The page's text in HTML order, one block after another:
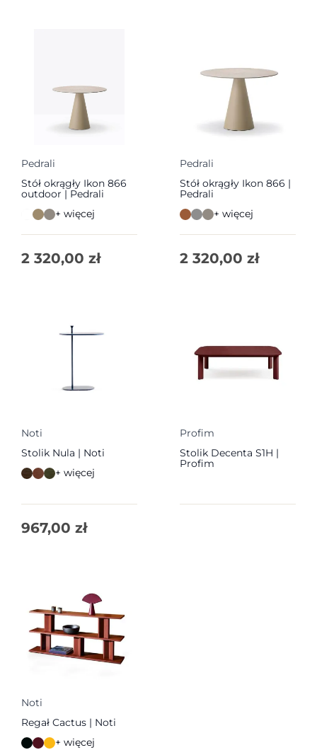
Pedrali
Stół okrągły Ikon 866
outdoor | Pedrali
+ więcej
2 320,00 zł
Pedrali
Stół okrągły Ikon 866 |
Pedrali
+ więcej
2 320,00 zł
Noti
Stolik Nula | Noti
+ więcej
967,00 zł
Profim
Stolik Decenta S1H |
Profim
Noti
Regał Cactus | Noti
+ więcej